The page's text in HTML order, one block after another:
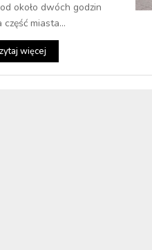
około dwóch godzin
część miasta...
więcej